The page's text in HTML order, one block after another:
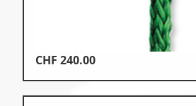
CHF 240.00